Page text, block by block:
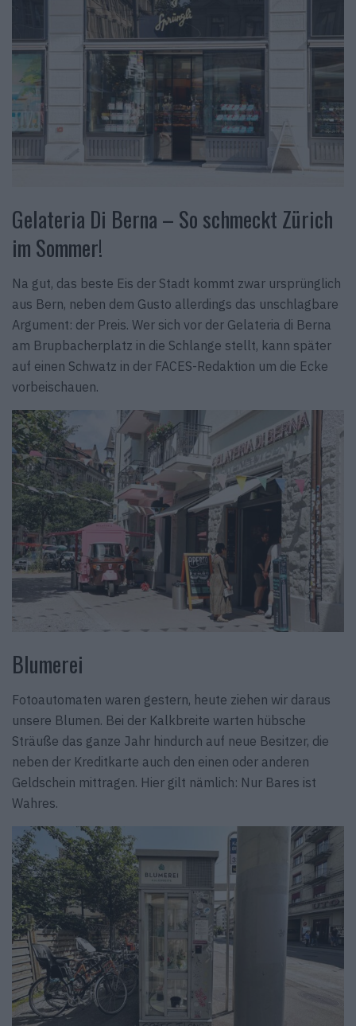
Gelateria Di Berna – So schmeckt Zürich
im Sommer!
Na gut, das beste Eis der Stadt kommt zwar ursprünglich
aus Bern, neben dem Gusto allerdings das unschlagbare
Argument: der Preis. Wer sich vor der Gelateria di Berna
am Brupbacherplatz in die Schlange stellt, kann später
auf einen Schwatz in der FACES-Redaktion um die Ecke
vorbeischauen.
Blumerei
Fotoautomaten waren gestern, heute ziehen wir daraus
unsere Blumen. Bei der Kalkbreite warten hübsche
Sträuße das ganze Jahr hindurch auf neue Besitzer, die
neben der Kreditkarte auch den einen oder anderen
Geldschein mittragen. Hier gilt nämlich: Nur Bares ist
Wahres.